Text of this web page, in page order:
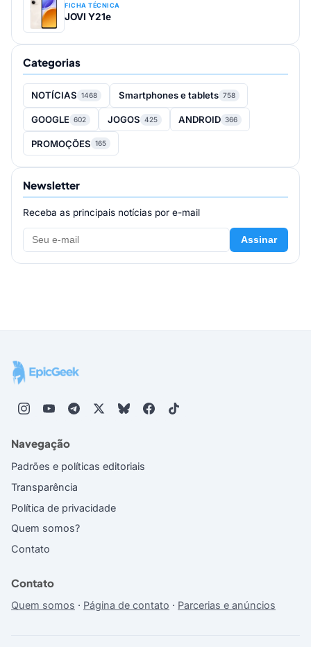
FICHA TÉCNICA
JOVI Y21e
Categorias
NOTÍCIAS 1468 Smartphones e tablets 758
GOOGLE 602 JOGOS 425 ANDROID 366
PROMOÇÕES 165
Newsletter
Receba as principais notícias por e-mail
Assinar
Navegação
Padrões e políticas editoriais
Transparência
Política de privacidade
Quem somos?
Contato
Contato
Quem somos · Página de contato · Parcerias e anúncios